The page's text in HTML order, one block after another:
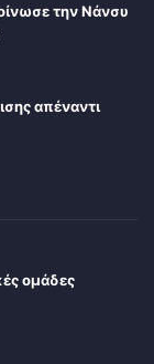
την Νάνσυ
απέναντι
ομάδες